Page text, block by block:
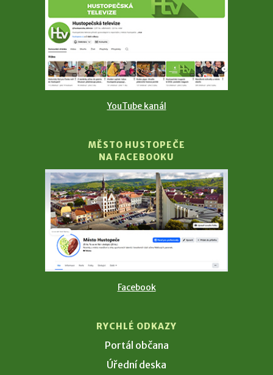
YouTube kanál
MĚSTO HUSTOPEČE
NA FACEBOOKU
Facebook
RYCHLÉ ODKAZY
Portál občana
Úřední deska